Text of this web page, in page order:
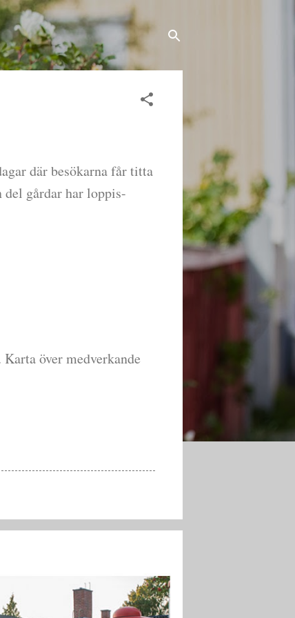
där besökarna får titta
del gårdar har loppis-
över medverkande